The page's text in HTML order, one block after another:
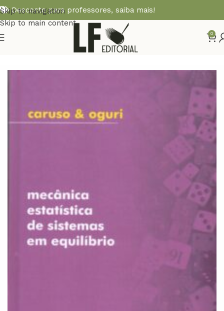
Skip to navigation
Skip to main content
Desconto para professores, saiba mais!
0
Início